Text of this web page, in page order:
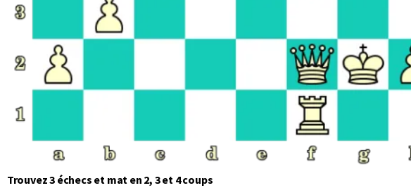
Trouvez 3 échecs et mat en 2, 3 et 4 coups